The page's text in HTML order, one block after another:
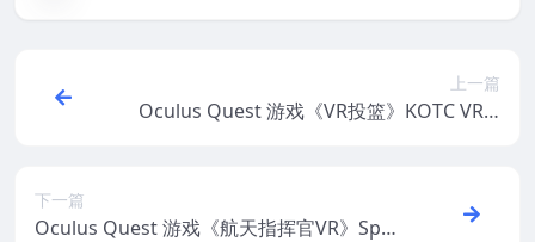
上一篇
Oculus Quest 游戏《VR投篮》KOTC VR B
下一篇
Oculus Quest 游戏《航天指挥官VR》Spac